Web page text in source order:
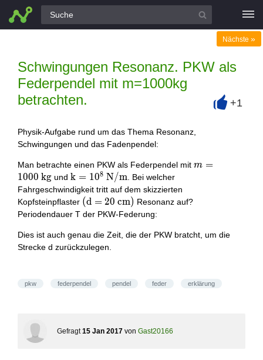
Alle Fragen
Schwingungen Resonanz. PKW als
Federpendel mit m=1000kg
betrachten.
Nächste »
+1
Physik-Aufgabe rund um das Thema Resonanz,
Schwingungen und das Fadenpendel:
Man betrachte einen PKW als Federpendel mit m=1000
m =
1000 kg und \mathrm{k}=10^{8}
k = 108 \mathrm{N}
/
\mathrm{m}
N/m . Bei welcher
Fahrgeschwindigkeit tritt auf dem skizzierten
Kopfsteinpflaster (\mathrm{d}=20
\mathrm{~cm})
(d = 20 cm) Resonanz auf?
Periodendauer T der PKW-Federung:
Dies ist auch genau die Zeit, die der PKW bratcht, um die
Strecke d zurückzulegen.
pkw federpendel pendel feder erklärung
Gefragt 15 Jan 2017 von Gast20166